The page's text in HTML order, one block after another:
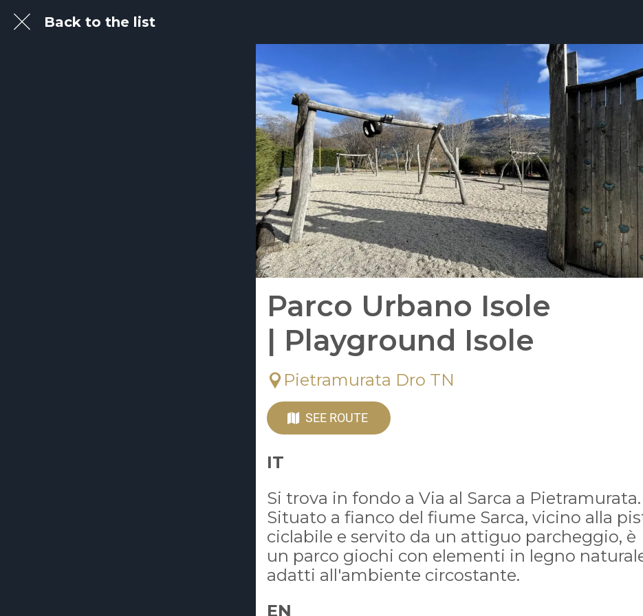
Back to the list
Parco Urbano Isole
| Playground Isole
Pietramurata Dro TN
SEE ROUTE
IT
Si trova in fondo a Via al Sarca a Pietramurata.
Situato a fianco del fiume Sarca, vicino alla
ciclabile e servito da un attiguo parcheggio, è
un parco giochi con elementi in legno
adatti all'ambiente circostante.
EN